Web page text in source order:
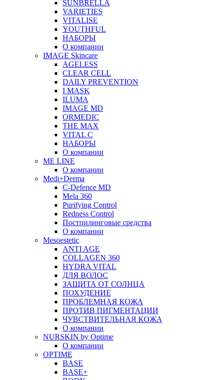
SUNBRELLA
VARIETIES
VITALISE
YOUTHFUL
НАБОРЫ
О компании
IMAGE Skincare
AGELESS
CLEAR CELL
DAILY PREVENTION
I MASK
ILUMA
IMAGE MD
ORMEDIC
THE MAX
VITAL C
НАБОРЫ
О компании
ME LINE
О компании
Medi+Derma
C-Defence MD
Mela 360
Purifying Control
Redness Control
Постпилинговые средства
О компании
Mesoestetic
ANTI AGE
COLLAGEN 360
HYDRA VITAL
ДЛЯ ВОЛОС
ЗАЩИТА ОТ СОЛНЦА
ПОХУДЕНИЕ
ПРОБЛЕМНАЯ КОЖА
ПРОТИВ ПИГМЕНТАЦИИ
ЧУВСТВИТЕЛЬНАЯ КОЖА
О компании
NURSKIN by Optime
О компании
OPTIME
BASE
BASE+